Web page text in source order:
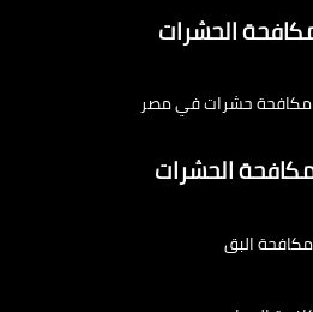
الحشرات
حشرات في مصر
الحشرات
مكافحة البق